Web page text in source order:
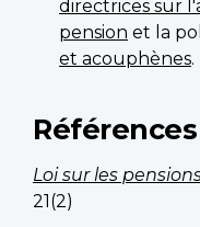
directrices sur
pension et la
et acouphènes.
Références
Loi sur les
21(2)